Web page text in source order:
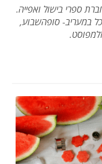
ספרי בישול ואפייה.
במעריב- סופהשבוע,